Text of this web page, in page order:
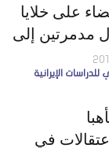
على خلايا
مدمرتين إلى
للدراسات الإيرانية
في